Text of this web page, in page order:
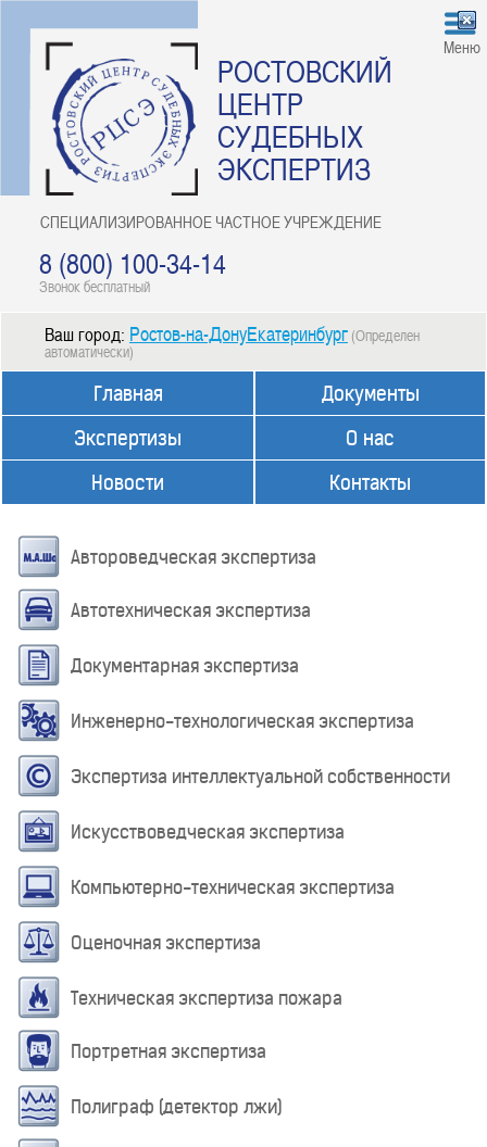
РОСТОВСКИЙ
ЦЕНТР
СУДЕБНЫХ
ЭКСПЕРТИЗ
СПЕЦИАЛИЗИРОВАННОЕ ЧАСТНОЕ УЧРЕЖДЕНИЕ
8 (800) 100-34-14
Звонок бесплатный
Меню
Ваш город: Ростов-на-ДонуЕкатеринбург (Определен
автоматически)
Главная
Экспертизы
Новости
Документы
О нас
Контакты
Автороведческая экспертиза
Автотехническая экспертиза
Документарная экспертиза
Инженерно-технологическая экспертиза
Экспертиза интеллектуальной собственности
Искусствоведческая экспертиза
Компьютерно-техническая экспертиза
Оценочная экспертиза
Техническая экспертиза пожара
Портретная экспертиза
Полиграф (детектор лжи)